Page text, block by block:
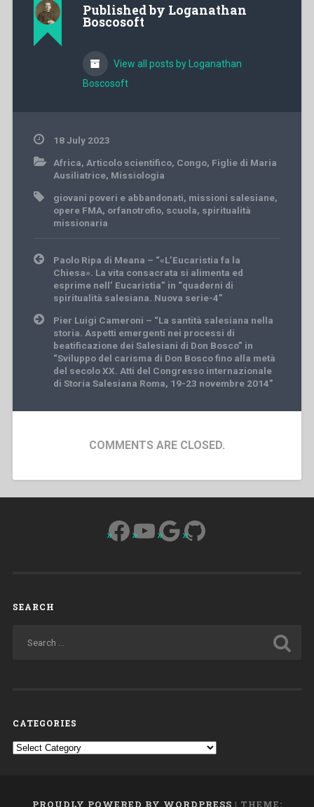
Published by Loganathan
Boscosoft
View all posts by Loganathan
Boscosoft
18 July 2023
Africa, Articolo scientifico, Congo, Figlie di Maria
Ausiliatrice, Missiologia
giovani poveri e abbandonati, missioni salesiane,
opere FMA, orfanotrofio, scuola, spiritualità
missionaria
Post
navigation
Paolo Ripa di Meana – “«L’Eucaristia fa la
Chiesa». La vita consacrata si alimenta ed
esprime nell’ Eucaristia” in “quaderni di
spiritualità salesiana. Nuova serie-4”
Pier Luigi Cameroni – “La santità salesiana nella
storia. Aspetti emergenti nei processi di
beatificazione dei Salesiani di Don Bosco” in
“Sviluppo del carisma di Don Bosco fino alla metà
del secolo XX. Atti del Congresso internazionale
di Storia Salesiana Roma, 19-23 novembre 2014”
COMMENTS ARE CLOSED.
Facebook
YouTube
Google
GitHub
SEARCH
CATEGORIES
Categories
PROUDLY POWERED BY WORDPRESS | THEME: